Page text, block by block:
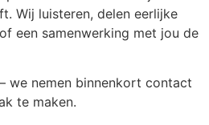
Wij luisteren, delen eerlijke
een samenwerking met jou de
we nemen binnenkort contact
te maken.